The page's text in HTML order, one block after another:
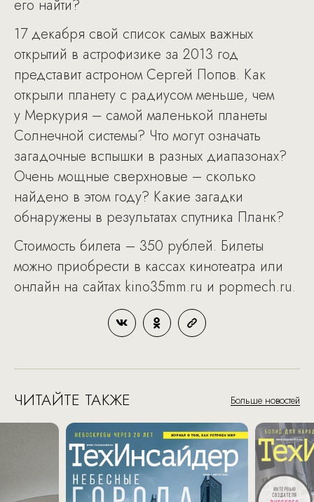
его найти?
17 декабря свой список самых важных
открытий в астрофизике за 2013 год
представит астроном Сергей Попов. Как
открыли планету с радиусом меньше, чем
у Меркурия – самой маленькой планеты
Солнечной системы? Что могут означать
загадочные вспышки в разных диапазонах?
Очень мощные сверхновые – сколько
найдено в этом году? Какие загадки
обнаружены в результатах спутника Планк?
Стоимость билета – 350 рублей. Билеты
можно приобрести в кассах кинотеатра или
онлайн на сайтах kino35mm.ru и popmech.ru.
ЧИТАЙТЕ ТАКЖЕ Больше новостей